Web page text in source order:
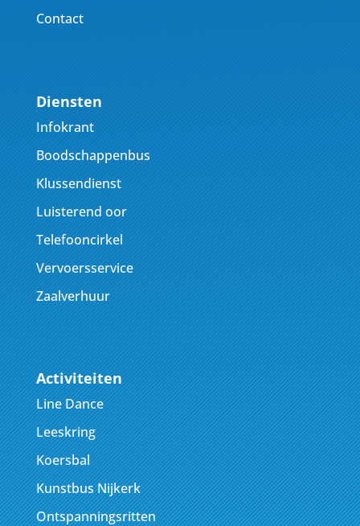
Contact
Diensten
Infokrant
Boodschappenbus
Klussendienst
Luisterend oor
Telefooncirkel
Vervoersservice
Zaalverhuur
Activiteiten
Line Dance
Leeskring
Koersbal
Kunstbus Nijkerk
Ontspanningsritten